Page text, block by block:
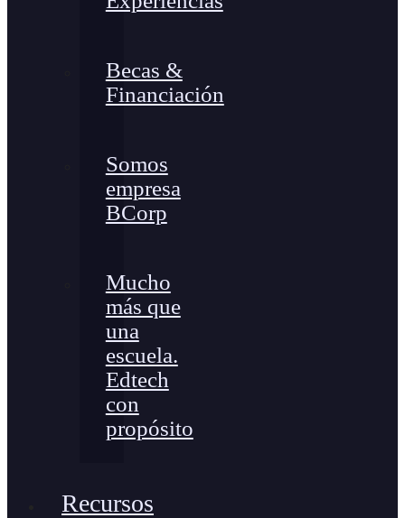
Becas &
Financiación
Somos
empresa
BCorp
Mucho
más que
una
escuela.
Edtech
con
propósito
Recursos